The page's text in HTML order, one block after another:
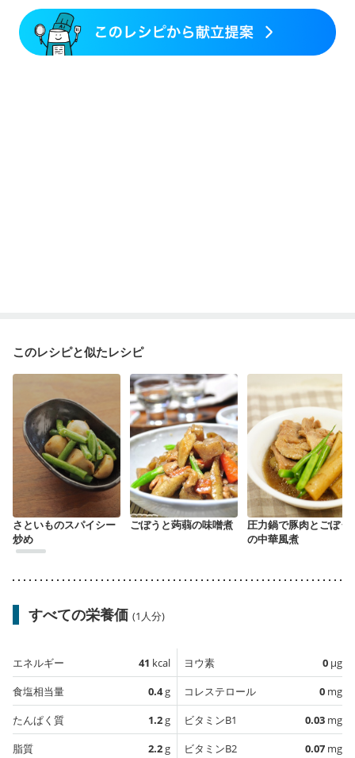
産後（ミルク）
乾癬
低栄養予防 貧血対策 ニキビ・肌荒れ
妊活中
更年期
このレシピと似たレシピ
さといものスパイシー
炒め
ごぼうと蒟蒻の味噌煮
圧力鍋で豚肉とごぼう
の中華風煮
すべての栄養価 (1人分)
エネルギー 41 kcal
食塩相当量
0.4g
たんぱく質
1.2g
脂質
2.2g
ヨウ素 0 µg
コレステロール
0 mg
ビタミンB1
0.03 mg
ビタミンB2
0.07 mg